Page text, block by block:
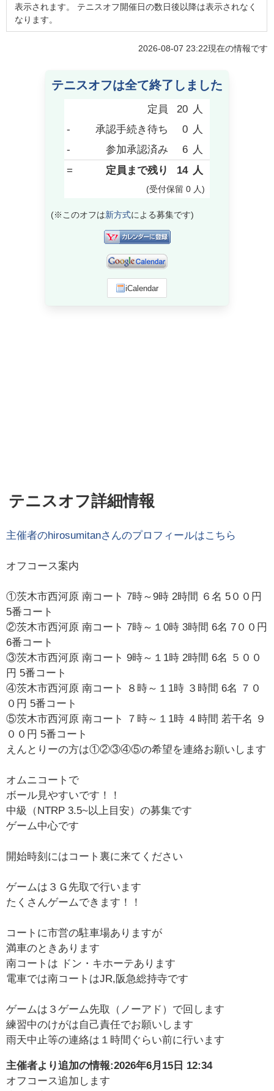
表示されます。 テニスオフ開催日の数日後以降は表示されなく
なります。
2026-08-07 23:22現在の情報です
テニスオフは全て終了しました
定員 20 人
-
承認手続き待ち 0 人
-
参加承認済み 6 人
=
定員まで残り 14 人
(受付保留 0 人)
(※このオフは新方式による募集です)
iCalendar
テニスオフ詳細情報
主催者のhirosumitanさんのプロフィールはこちら
オフコース案内
①茨木市西河原 南コート 7時～9時 2時間 ６名 5００円
5番コート
②茨木市西河原 南コート 7時～１0時 3時間 6名 7００円
6番コート
③茨木市西河原 南コート 9時～１1時 2時間 6名 ５００
円 5番コート
④茨木市西河原 南コート ８時～１1時 ３時間 6名 ７０
０円 5番コート
⑤茨木市西河原 南コート ７時～１1時 ４時間 若干名 ９
００円 5番コート
えんとりーの方は①②③④⑤の希望を連絡お願いします
オムニコートで
ボール見やすいです！！
中級（NTRP 3.5~以上目安）の募集です
ゲーム中心です
開始時刻にはコート裏に来てください
ゲームは３Ｇ先取で行います
たくさんゲームできます！！
コートに市営の駐車場ありますが
満車のときあります
南コートは ドン・キホーテあります
電車では南コートはJR,阪急総持寺です
ゲームは３ゲーム先取（ノーアド）で回します
練習中のけがは自己責任でお願いします
雨天中止等の連絡は１時間ぐらい前に行います
主催者より追加の情報:2026年6月15日 12:34
オフコース追加します